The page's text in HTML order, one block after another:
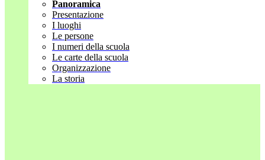
Panoramica
Presentazione
I luoghi
Le persone
I numeri della scuola
Le carte della scuola
Organizzazione
La storia